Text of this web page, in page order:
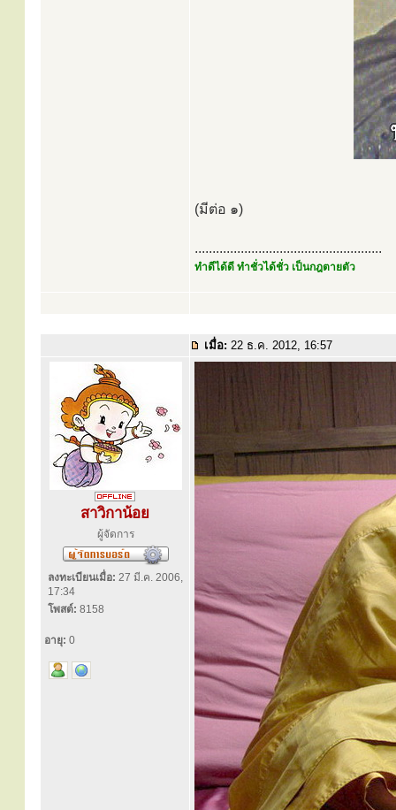
(มีต่อ ๑)
.....................................................
ทำดีได้ดี ทำชั่วได้ชั่ว เป็นกฎตายตัว
เมื่อ: 22 ธ.ค. 2012, 16:57
สาวิกาน้อย
ผู้จัดการ
ลงทะเบียนเมื่อ: 27 มี.ค. 2006,
17:34
โพสต์: 8158
อายุ: 0